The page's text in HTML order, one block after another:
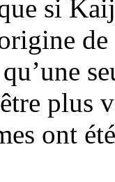
si
plus
ont